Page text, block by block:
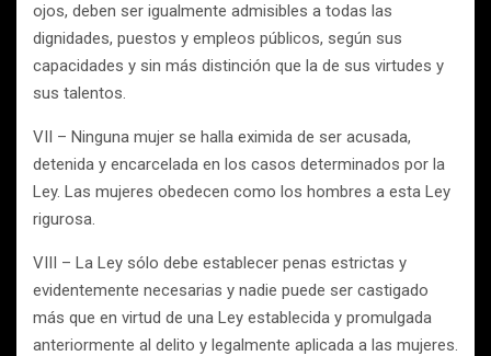
ojos, deben ser igualmente admisibles a todas las
dignidades, puestos y empleos públicos, según sus
capacidades y sin más distinción que la de sus virtudes y
sus talentos.
VII – Ninguna mujer se halla eximida de ser acusada,
detenida y encarcelada en los casos determinados por la
Ley. Las mujeres obedecen como los hombres a esta Ley
rigurosa.
VIII – La Ley sólo debe establecer penas estrictas y
evidentemente necesarias y nadie puede ser castigado
más que en virtud de una Ley establecida y promulgada
anteriormente al delito y legalmente aplicada a las mujeres.